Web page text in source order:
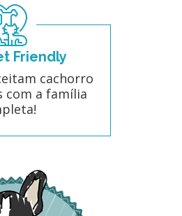
Friendly
cachorro
com a família